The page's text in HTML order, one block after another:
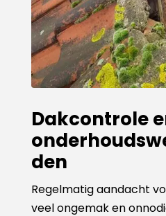
Dakcontrole
den
Regelmatig aandacht
veel ongemak en